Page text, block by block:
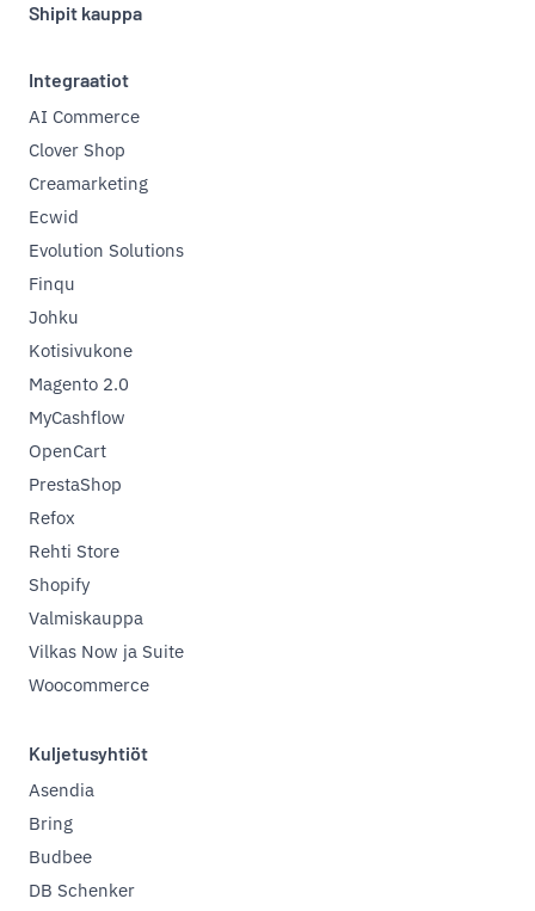
Shipit kauppa
Integraatiot
AI Commerce
Clover Shop
Creamarketing
Ecwid
Evolution Solutions
Finqu
Johku
Kotisivukone
Magento 2.0
MyCashflow
OpenCart
PrestaShop
Refox
Rehti Store
Shopify
Valmiskauppa
Vilkas Now ja Suite
Woocommerce
Kuljetusyhtiöt
Asendia
Bring
Budbee
DB Schenker